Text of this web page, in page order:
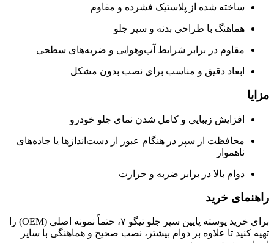
ساخته شده از پلاستیک فشرده و مقاوم
هماهنگ با طراحی بدنه و سپر جلو
مقاوم در برابر شرایط آب‌وهوایی و ضربه‌های سطحی
ابعاد دقیق و مناسب برای نصب بدون مشکل
مزایا
افزایش زیبایی و کامل شدن نمای جلو خودرو
محافظت از سپر در هنگام عبور از دست‌اندازها یا جاده‌های
ناهموار
دوام بالا در برابر ضربه و حرارت
راهنمای خرید
برای خرید پوسته پایین سپر جلو تیگو ۷، حتماً نمونه اصلی (OEM) را
تهیه کنید تا علاوه بر دوام بیشتر، نصب صحیح و هماهنگی با سایر